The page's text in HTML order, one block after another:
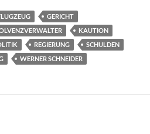
GERICHT
KAUTION
REGIERUNG
SCHULDEN
WERNER SCHNEIDER